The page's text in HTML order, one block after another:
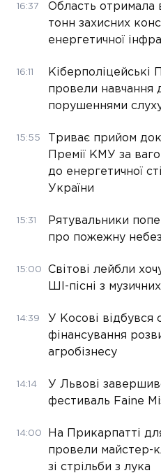
16:37
Область отримала
тонн захисних
енергетичної
16:11
Кіберполіцейські
провели навчання
порушеннями
15:55
Триває прийом
Премії КМУ за
до енергетичної
України
15:31
Рятувальники
про пожежну
15:00
Світові лейбли
ШІ-пісні з
14:39
У Косові відбувся
фінансування
агробізнесу
14:14
У Львові
фестиваль Faine
14:00
На Прикарпатті
провели майстер-
зі стрільби з лука